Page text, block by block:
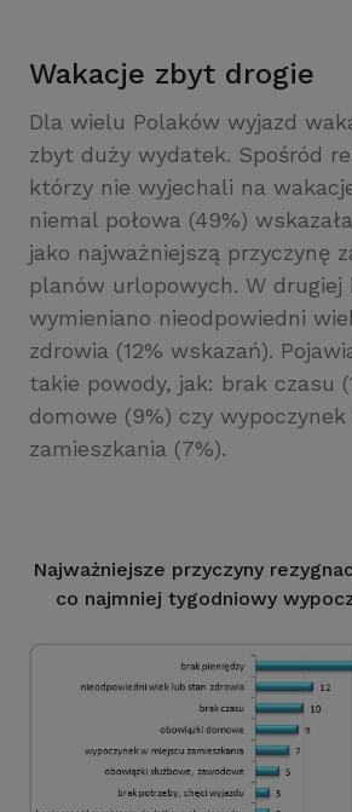
Wakacje zbyt drogie
Dla wielu Polaków wyjazd
zbyt duży wydatek. Spośród
którzy nie wyjechali na
niemal połowa (49%)
jako najważniejszą przyczynę
planów urlopowych. W drugiej
wymieniano nieodpowiedni
zdrowia (12% wskazań).
takie powody, jak: brak czasu
domowe (9%) czy
zamieszkania (7%).
Najważniejsze przyczyny
co najmniej tygodniowy